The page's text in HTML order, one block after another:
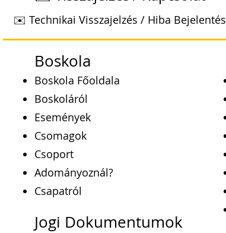
✉️ Technikai Visszajelzés / Hiba Bejelentés
Boskola
Boskola Főoldala
Boskoláról
Események
Csomagok
Csoport
Adományoznál?
Csapatról
Jogi Dokumentumok